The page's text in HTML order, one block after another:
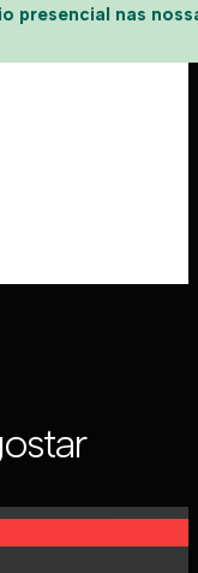
presencial nas